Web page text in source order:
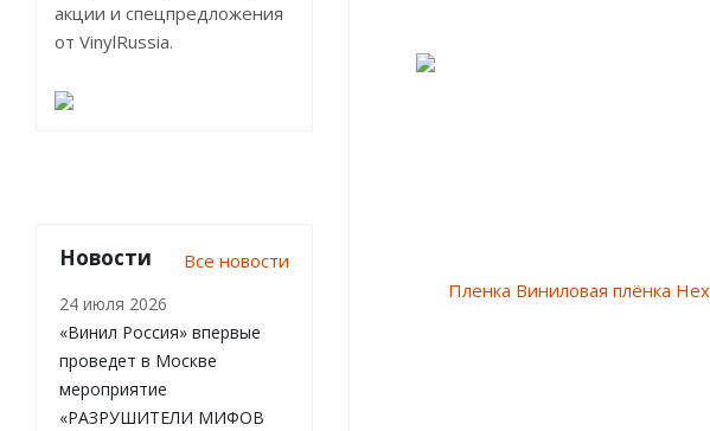
акции и спецпредложения
от VinylRussia.
Новости Все новости
24 июля 2026
«Винил Россия» впервые
проведет в Москве
мероприятие
«РАЗРУШИТЕЛИ МИФОВ